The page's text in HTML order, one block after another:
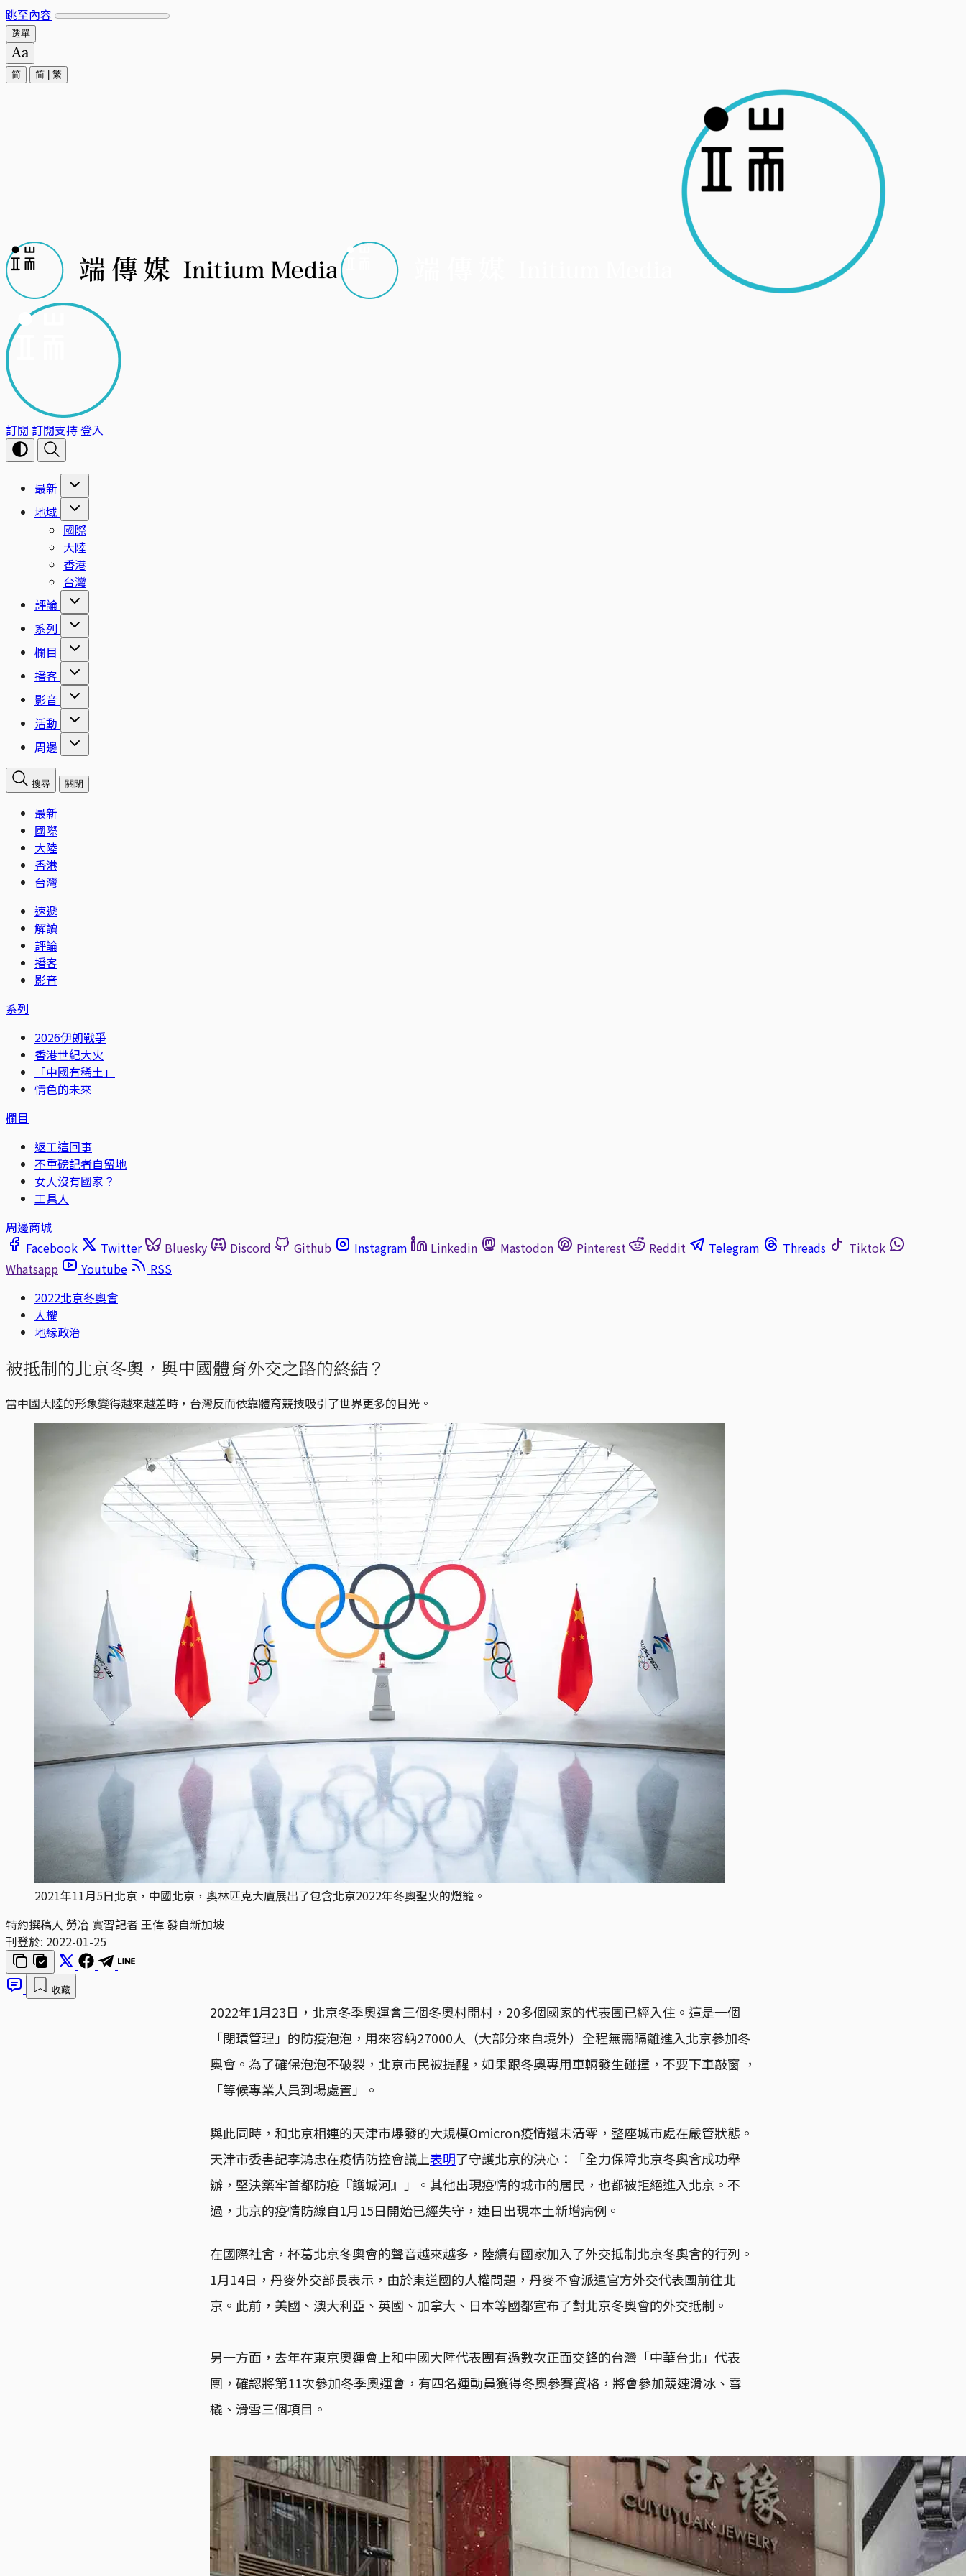
跳至內容
選單
简 简 繁
訂閱 訂閱支持登入
最新
地域
國際
大陸
香港
台灣
評論
系列
欄目
播客
影音
活動
周邊
搜尋 關閉
最新
國際
大陸
香港
台灣
速遞
解讀
評論
播客
影音
系列
2026伊朗戰爭
香港世紀大火
「中國有稀土」
情色的未來
欄目
返工這回事
不重磅記者自留地
女人沒有國家？
工具人
周邊商城
Facebook
Twitter Bluesky Discord Github Instagram Linkedin Mastodon Pinterest Reddit Telegram Threads
Tiktok
Whatsapp
Youtube
RSS
2022北京冬奧會
人權
地緣政治
被抵制的北京冬奧，與中國體育外交之路的終結？
當中國大陸的形象變得越來越差時，台灣反而依靠體育競技吸引了世界更多的目光。
2021年11月5日北京，中國北京，奧林匹克大廈展出了包含北京2022年冬奧聖火的燈籠。
特約撰稿人 勞冶 實習記者 王偉 發自新加坡
刊登於: 2022-01-25
收藏
2022年1月23日，北京冬季奧運會三個冬奧村開村，20多個國家的代表團已經入住。這是一個
「閉環管理」的防疫泡泡，用來容納27000人（大部分來自境外）全程無需隔離進入北京參加冬
奧會。為了確保泡泡不破裂，北京市民被提醒，如果跟冬奧專用車輛發生碰撞，不要下車敲窗 ，
「等候專業人員到場處置」。
與此同時，和北京相連的天津市爆發的大規模Omicron疫情還未清零，整座城市處在嚴管狀態。
天津市委書記李鴻忠在疫情防控會議上表明了守護北京的決心：「全力保障北京冬奧會成功舉
辦，堅決築牢首都防疫『護城河』」。其他出現疫情的城市的居民，也都被拒絕進入北京。不
過，北京的疫情防線自1月15日開始已經失守，連日出現本土新增病例。
在國際社會，杯葛北京冬奧會的聲音越來越多，陸續有國家加入了外交抵制北京冬奧會的行列。
1月14日，丹麥外交部長表示，由於東道國的人權問題，丹麥不會派遣官方外交代表團前往北
京。此前，美國、澳大利亞、英國、加拿大、日本等國都宣布了對北京冬奧會的外交抵制。
另一方面，去年在東京奧運會上和中國大陸代表團有過數次正面交鋒的台灣「中華台北」代表
團，確認將第11次參加冬季奧運會，有四名運動員獲得冬奧參賽資格，將會參加競速滑冰、雪
橇、滑雪三個項目。